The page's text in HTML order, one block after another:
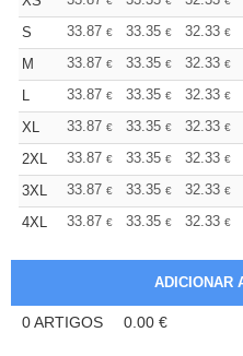
S
33.87 € 33.35 € 32.33 €
M
33.87 € 33.35 € 32.33 €
L
33.87 € 33.35 € 32.33 €
XL
33.87 € 33.35 € 32.33 €
2XL
33.87 € 33.35 € 32.33 €
3XL
33.87 € 33.35 € 32.33 €
4XL
33.87 € 33.35 € 32.33 €
0ARTIGOS 0.00 €